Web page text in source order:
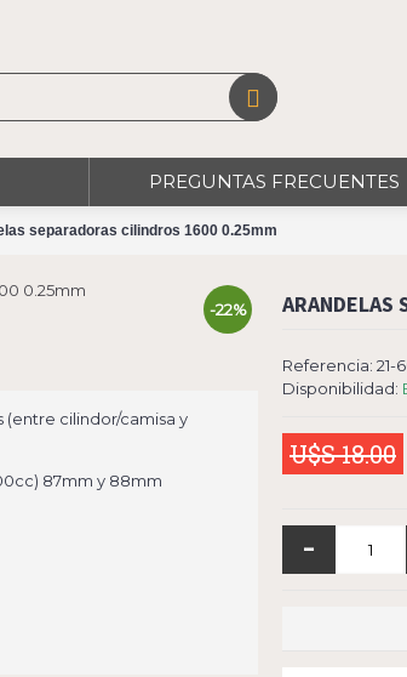
PREGUNTAS FRECUENTES
separadoras cilindros 1600 0.25mm
-22%
(entre cilindor/camisa y
87mm y 88mm
ARANDELAS
Referencia: 21-
Disponibilidad:
U$S 18.00
-